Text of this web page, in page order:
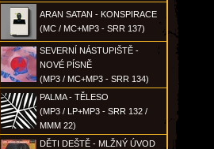
ARAN SATAN - KONSPIRACE
(MC / MC+MP3 - SRR 137)
SEVERNÍ NÁSTUPIŠTĚ -
NOVÉ PÍSNĚ
(MP3 / MC+MP3 - SRR 134)
PALMA - TĚLESO
(MP3 / LP+MP3 - SRR 132 /
MMM 22)
DĚTI DEŠTĚ - MLŽNÝ ÚVOD